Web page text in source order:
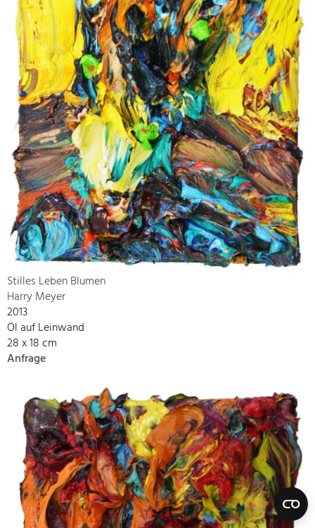
Stilles Leben Blumen
Harry Meyer
2013
Öl auf Leinwand
28 x 18 cm
Anfrage